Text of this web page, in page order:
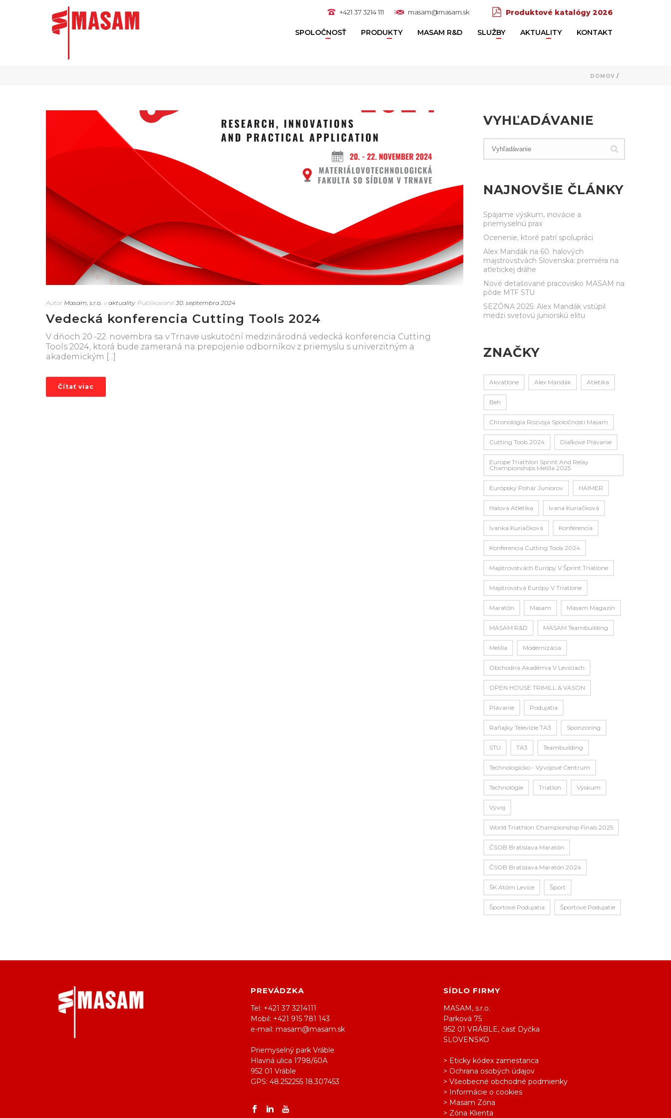
+421 37 3214 111 masam@masam.sk Produktové katalógy 2026
SPOLOČNOSŤ PRODUKTY MASAM R&D SLUŽBY AKTUALITY KONTAKT
DOMOV /
Autor Masam, s.r.o. v aktuality Publikované 30. septembra 2024
Vedecká konferencia Cutting Tools 2024
V dňoch 20.-22. novembra sa v Trnave uskutoční medzinárodná vedecká konferencia Cutting
Tools 2024, ktorá bude zameraná na prepojenie odborníkov z priemyslu s univerzitným a
akademickým [...]
Čítať viac
VYHĽADÁVANIE
NAJNOVŠIE ČLÁNKY
Spájame výskum, inovácie a
priemyselnú prax
Ocenenie, ktoré patrí spolupráci
Alex Mandák na 60. halových
majstrovstvách Slovenska: premiéra na
atletickej dráhe
Nové detašované pracovisko MASAM na
pôde MTF STU
SEZÓNA 2025: Alex Mandák vstúpil
medzi svetovú juniorskú elitu
ZNAČKY
Akvatlone Alex Mandák Atletika
Beh
Chronológia Rozvoja Spoločnosti Masam
Cutting Tools 2024 Diaľkové Plávanie
Europe Triathlon Sprint And Relay
Championships Melilla 2025
Európsky Pohár Juniorov HAIMER
Halová Atletika Ivana Kuriačková
Ivanka Kuriačková Konferencia
Konferencia Cutting Tools 2024
Majstrovstvách Európy V Šprint Triatlone
Majstrovstvá Európy V Triatlone
Maratón Masam Masam Magazín
MASAM R&D MASAM Teambuilding
Melilla Modernizácia
Obchodná Akadémia V Leviciach
OPEN HOUSE TRIMILL & VASON
Plávanie Podujatia
Raňajky Televízie TA3 Sponzoring
STU TA3 Teambuilding
Technologicko - Vývojové Centrum
Technológie Triatlon Výskum
Vývoj
World Triathlon Championship Finals 2025
ČSOB Bratislava Maratón
ČSOB Bratislava Maratón 2024
ŠK Atóm Levice Šport
Športové Podujatia Športové Podujatie
PREVÁDZKA
Tel: +421 37 3214111
Mobil: +421 915 781 143
e-mail: masam@masam.sk
Priemyselný park Vráble
Hlavná ulica 1798/60A
952 01 Vráble
GPS: 48.252255 18.307453
SÍDLO FIRMY
MASAM, s.r.o.
Parková 75
952 01 VRÁBLE, časť Dyčka
SLOVENSKO
> Eticky kódex zamestanca
> Ochrana osobých údajov
> Všeobecné obchodné podmienky
> Informácie o cookies
> Masam Zóna
> Zóna Klienta